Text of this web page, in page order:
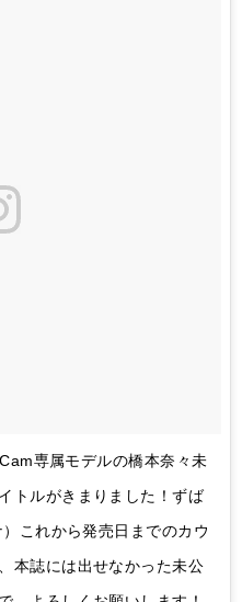
専属モデルの橋本奈々未
トルがきまりました！ずば
これから発売日までのカウ
本誌には出せなかった未公